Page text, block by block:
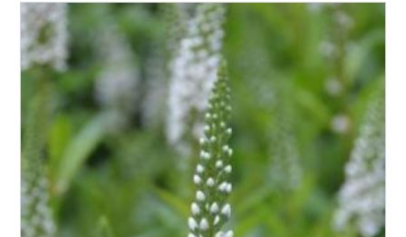
Taille adulte
Floraison
Exposition
Feuillage
Rusticité
Type de sol